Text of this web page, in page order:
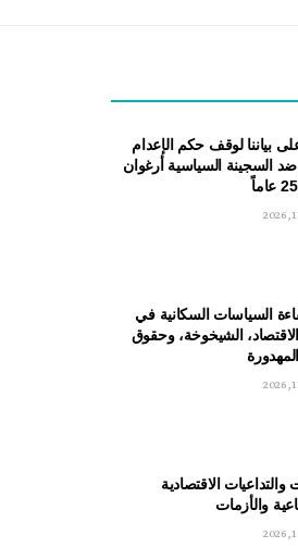
بياننا لوقف حكم الإعدام
ضد السجينة السياسية أرغوان
السياسات السكانية في
الشيخوخة، وحقوق
والتداعيات الاقتصادية
والأزمات